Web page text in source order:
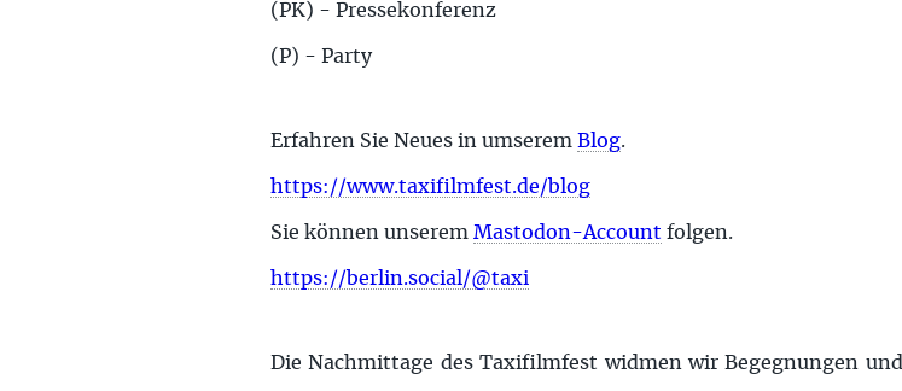
(PK) - Pressekonferenz
(P) - Party
Erfahren Sie Neues in umserem Blog.
https://www.taxifilmfest.de/blog
Sie können unserem Mastodon-Account folgen.
https://berlin.social/@taxi
Die Nachmittage des Taxifilmfest widmen wir Begegnungen